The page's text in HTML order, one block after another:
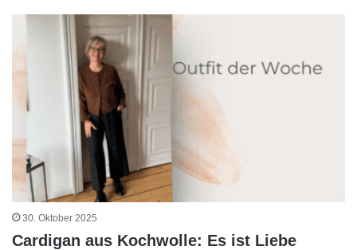
30. Oktober 2025
Cardigan aus Kochwolle: Es ist Liebe